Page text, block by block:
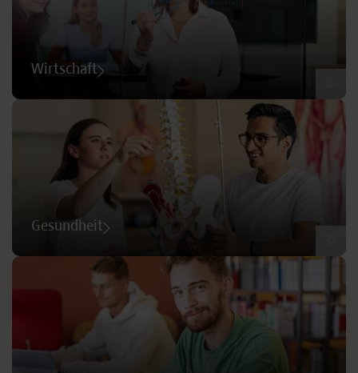
Wirtschaft
Gesundheit